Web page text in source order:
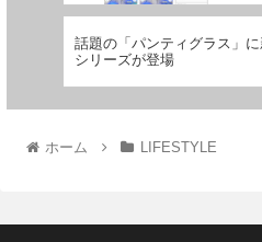
話題の「パンティグラス」に
シリーズが登場
ホーム LIFESTYLE